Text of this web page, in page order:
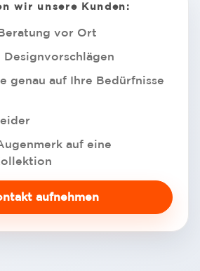
wir unsere Kunden:
vor Ort
genau auf Ihre Bedürfnisse
auf eine
aufnehmen